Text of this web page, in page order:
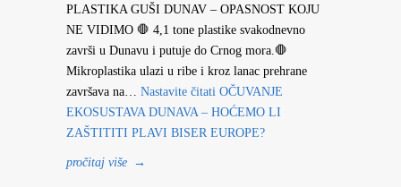
PLASTIKA GUŠI DUNAV – OPASNOST KOJU
NE VIDIMO 🛑 4,1 tone plastike svakodnevno
završi u Dunavu i putuje do Crnog mora.🛑
Mikroplastika ulazi u ribe i kroz lanac prehrane
završava na… Nastavite čitati OČUVANJE
EKOSUSTAVA DUNAVA – HOĆEMO LI
ZAŠTITITI PLAVI BISER EUROPE?
pročitaj više →